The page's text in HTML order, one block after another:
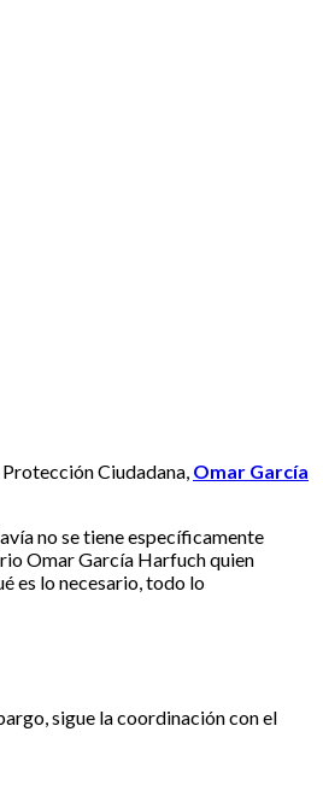
Ciudadana, Omar García
no se tiene específicamente
Omar García Harfuch quien
es lo necesario, todo lo
sigue la coordinación con el